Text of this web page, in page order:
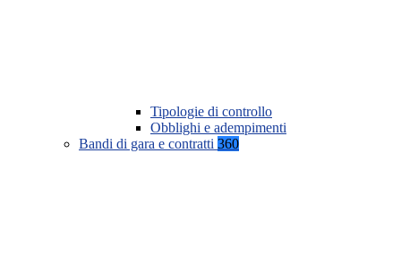
Tipologie di controllo
Obblighi e adempimenti
Bandi di gara e contratti 360